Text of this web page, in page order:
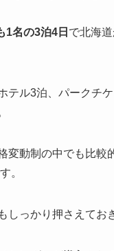
1名の3泊4日 で北海
ル3泊、パークチ
変動制の中でも比較
。
っかり押さえてお